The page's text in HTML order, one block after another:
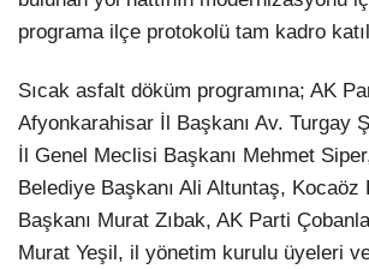
programa ilçe protokolü tam kadro
​Sıcak asfalt döküm programına; AK
Afyonkarahisar İl Başkanı Av. Turgay
İl Genel Meclisi Başkanı Mehmet
Belediye Başkanı Ali Altuntaş, Kocaöz
Başkanı Murat Zıbak, AK Parti
Murat Yeşil, il yönetim kurulu üyeleri